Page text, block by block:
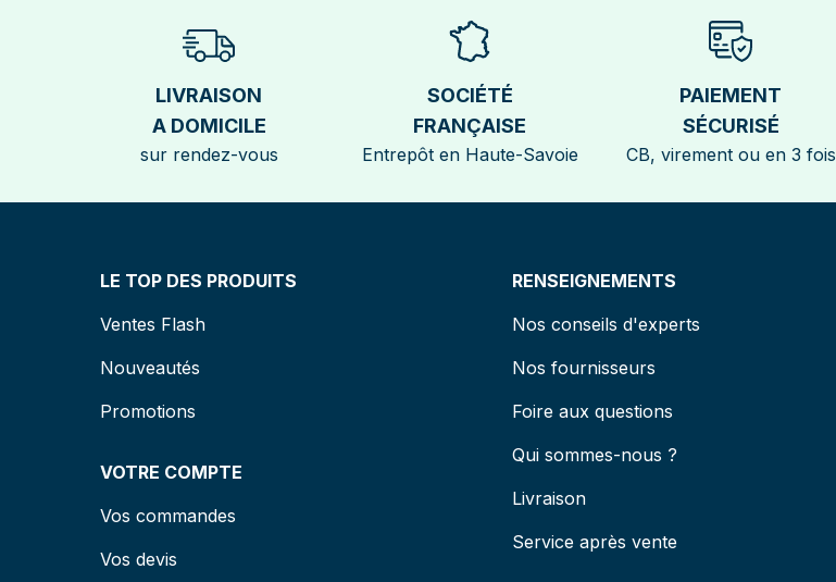
LIVRAISON
A DOMICILE
sur rendez-vous
SOCIÉTÉ
FRANÇAISE
Entrepôt en Haute-Savoie
PAIEMENT
SÉCURISÉ
CB, virement ou en 3 fois
LE TOP DES PRODUITS
Ventes Flash
Nouveautés
Promotions
VOTRE COMPTE
Vos commandes
Vos devis
RENSEIGNEMENTS
Nos conseils d'experts
Nos fournisseurs
Foire aux questions
Qui sommes-nous ?
Livraison
Service après vente